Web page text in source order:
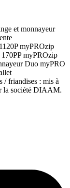
et monnayeur
myPROzip
myPROzip
Duo myPRO
/ friandises : mis à
la société DIAAM.